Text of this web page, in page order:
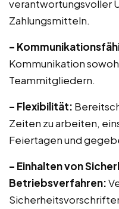
verantwortungsvoller
Zahlungsmitteln.
–
Kommunikation
Teammitgliedern.
– Flexibilität:
Zeiten zu arbeiten,
Feiertagen und
– Einhalten von
Betriebsverfahren: